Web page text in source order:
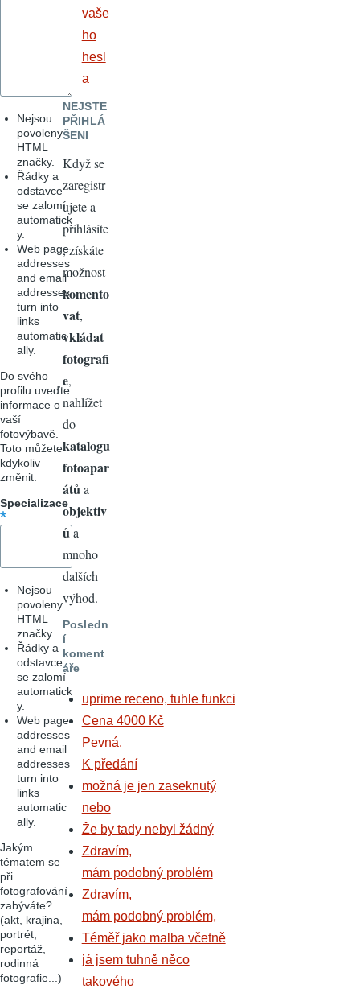
Nejsou
povoleny
HTML
značky.
Řádky a
odstavce
se zalomí
automatick
y.
Web page
addresses
and email
addresses
turn into
links
automatic
ally.
Do svého
profilu uveďte
informace o
vaší
fotovýbavě.
Toto můžete
kdykoliv
změnit.
Specializace
Nejsou
povoleny
HTML
značky.
Řádky a
odstavce
se zalomí
automatick
y.
Web page
addresses
and email
addresses
turn into
links
automatic
ally.
Jakým
tématem se
při
fotografování
zabýváte?
(akt, krajina,
portrét,
reportáž,
rodinná
fotografie...)
vaše
ho
hesl
a
NEJSTE
PŘIHLÁ
ŠENI
Když se
zaregistr
ujete a
přihlásíte
, získáte
možnost
komento
vat,
vkládat
fotografi
e,
nahlížet
do
katalogu
fotoapar
átů a
objektiv
ůa
mnoho
dalších
výhod.
Posledn
í
koment
áře
uprime receno, tuhle funkci
Cena 4000 Kč
Pevná.
K předání
možná je jen zaseknutý
nebo
Že by tady nebyl žádný
Zdravím,
mám podobný problém
Zdravím,
mám podobný problém,
Téměř jako malba včetně
já jsem tuhně něco
takového